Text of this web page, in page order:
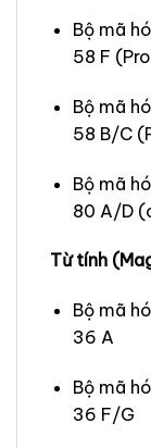
Bộ mã
58 F
Bộ mã
58 B/C
Bộ mã
80 A/D
Từ tính
Bộ mã
36 A
Bộ mã
36 F/G